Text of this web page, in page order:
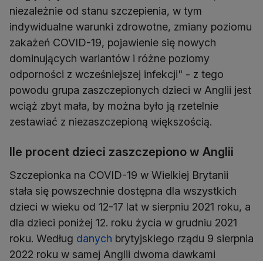
niezależnie od stanu szczepienia, w tym
indywidualne warunki zdrowotne, zmiany poziomu
zakażeń COVID-19, pojawienie się nowych
dominujących wariantów i różne poziomy
odporności z wcześniejszej infekcji" - z tego
powodu grupa zaszczepionych dzieci w Anglii jest
wciąż zbyt mała, by można było ją rzetelnie
zestawiać z niezaszczepioną większością.
Ile procent dzieci zaszczepiono w Anglii
Szczepionka na COVID-19 w Wielkiej Brytanii
stała się powszechnie dostępna dla wszystkich
dzieci w wieku od 12-17 lat w sierpniu 2021 roku, a
dla dzieci poniżej 12. roku życia w grudniu 2021
roku. Według danych brytyjskiego rządu 9 sierpnia
2022 roku w samej Anglii dwoma dawkami